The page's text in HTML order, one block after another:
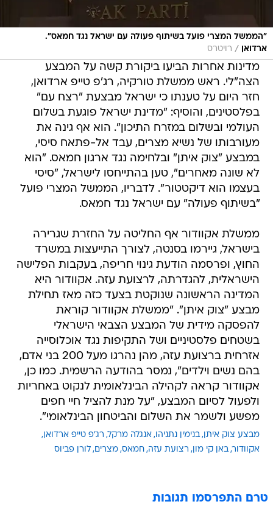
"הממשל המצרי פועל בשיתוף פעולה עם ישראל נגד חמאס".
ארדואן
/ רויטרס
מדינות אחרות הביעו ביקורת קשה על המבצע
הצה"לי. ראש ממשלת טורקיה, רג'פ טייפ ארדואן,
חזר היום על טענתו כי ישראל מבצעת "רצח עם"
בפלסטינים, והוסיף: "מדינת ישראל פוגעת בשלום
העולמי ובשלום במזרח התיכון". הוא אף גינה את
מעורבותו של נשיא מצרים, עבד אל-פתאח סיסי,
במבצע "צוק איתן" ובלחימה נגד ארגון חמאס. "הוא
לא שונה מאחרים", טען בהתייחסו לישראל, "סיסי
בעצמו הוא דיקטטור". לדבריו, הממשל המצרי פועל
"בשיתוף פעולה" עם ישראל נגד חמאס.
ממשלת אקוודור אף החליטה על החזרת שגרירה
בישראל, גיירמו בסנטה, לצורך התייעצות במשרד
החוץ, ופרסמה הודעת גינוי חריפה, בעקבות הפלישה
הישראלית, להגדרתה, לרצועת עזה. אקוודור היא
המדינה הראשונה שנוקטת בצעד כזה מאז תחילת
מבצע "צוק איתן". "ממשלת אקוודור קוראת
להפסקה מידית של המבצע הצבאי הישראלי
בשטחים פלסטיניים ושל התקיפות נגד אוכלוסייה
אזרחית ברצועת עזה, מהן נהרגו מעל 200 בני אדם,
בהם נשים וילדים", נמסר בהודעה הרשמית. כמו כן,
אקוודור קראה לקהילה הבינלאומית לנקוט באחריות
ולפעול לסיום המבצע, "על מנת להציל חיי חפים
מפשע ולשמר את השלום והביטחון הבינלאומי".
מבצע צוק איתן בנימין נתניהו אנגלה מרקל רג'פ טייפ ארדואן
אקוודור באן קי מון רצועת עזה חמאס מצרים לורן פביוס
טרם התפרסמו תגובות